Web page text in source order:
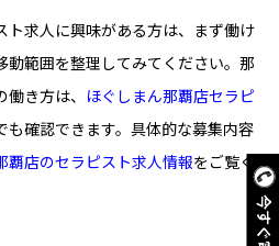
ト求人に興味がある方は、まず働け
動範囲を整理してみてください。那
き方は、 ほぐしまん那覇店セラピ
も確認できます。具体的な募集内容
覇店のセラピスト求人情報をご覧く